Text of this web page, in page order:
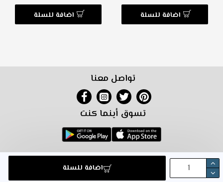
اضافة للسلة
اضافة للسلة اضافة للسلة
تواصل معنا
تسوق أينما كنت
خريطة الموقع شروط البيع معنا
سياسة الترجيع